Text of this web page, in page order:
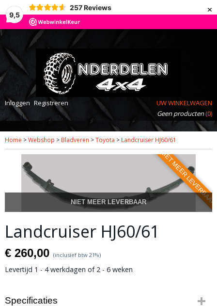
9,5
257 Reviews ×
Inloggen Registreren
UW WINKELWAGEN
Geen producten(0)
Home >Webshop > Bladveren >Toyota > Landcruiser HJ60/61
NIET MEER LEVERBAAR NIET MEER LEVERBAAR
Landcruiser HJ60/61
€ 260,00 (inclusief btw 21%)
Levertijd 1 - 4 werkdagen of 2 - 6 weken
Specificaties